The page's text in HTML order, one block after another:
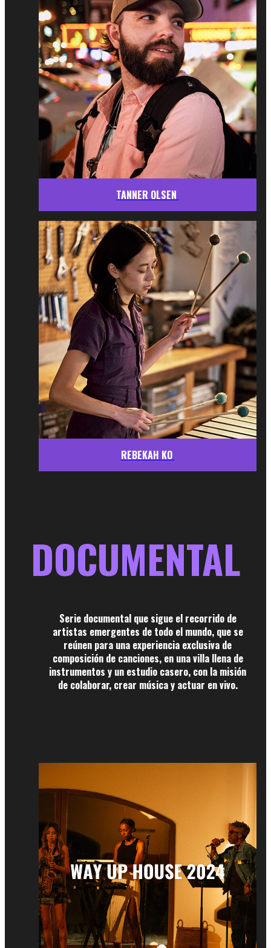
TANNER OLSEN
REBEKAH KO
DOCUMENTAL
Serie documental que sigue el recorrido de
artistas emergentes de todo el mundo, que se
reúnen para una experiencia exclusiva de
composición de canciones, en una villa llena de
instrumentos y un estudio casero, con la misión
de colaborar, crear música y actuar en vivo.